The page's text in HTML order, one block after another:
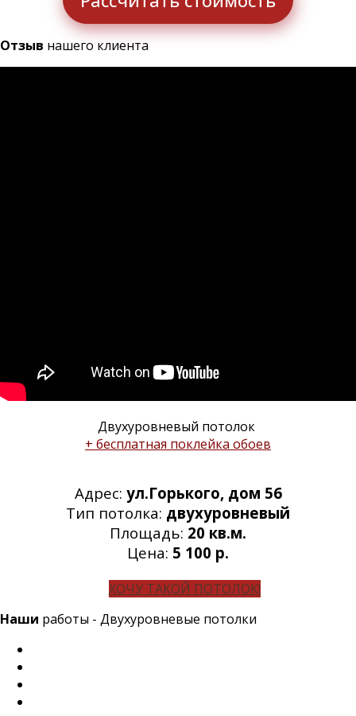
Отзыв нашего клиента
Двухуровневый потолок
+ бесплатная поклейка обоев
Адрес: ул.Горького, дом 56
Тип потолка: двухуровневый
Площадь: 20 кв.м.
Цена: 5 100 р.
ХОЧУ ТАКОЙ ПОТОЛОК!
Наши работы - Двухуровневые потолки